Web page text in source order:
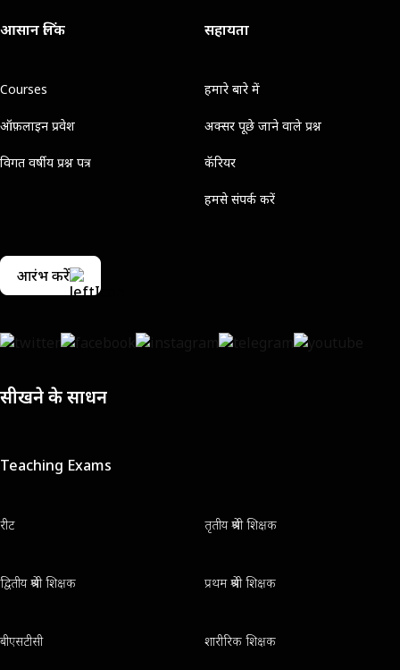
आसान लिंक
Courses
ऑफ़लाइन प्रवेश
विगत वर्षीय प्रश्न पत्र
सहायता
हमारे बारे में
अक्सर पूछे जाने वाले प्रश्न
कॅरियर
हमसे संपर्क करें
आरंभ करें
सीखने के साधन
Teaching Exams
रीट तृतीय श्रेणी शिक्षक
द्वितीय श्रेणी शिक्षक प्रथम श्रेणी शिक्षक
बीएसटीसी शारीरिक शिक्षक